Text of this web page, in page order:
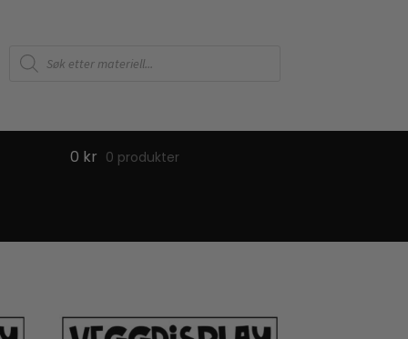
Products
search
0 kr 0 produkter